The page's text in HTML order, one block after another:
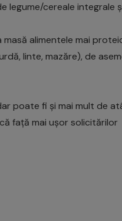
legume/cereale integrale
alimentele mai
linte, mazăre), de
poate fi și mai mult de
față mai ușor solicitărilor